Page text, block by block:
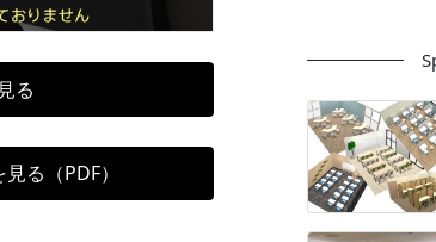
る
る（PDF）